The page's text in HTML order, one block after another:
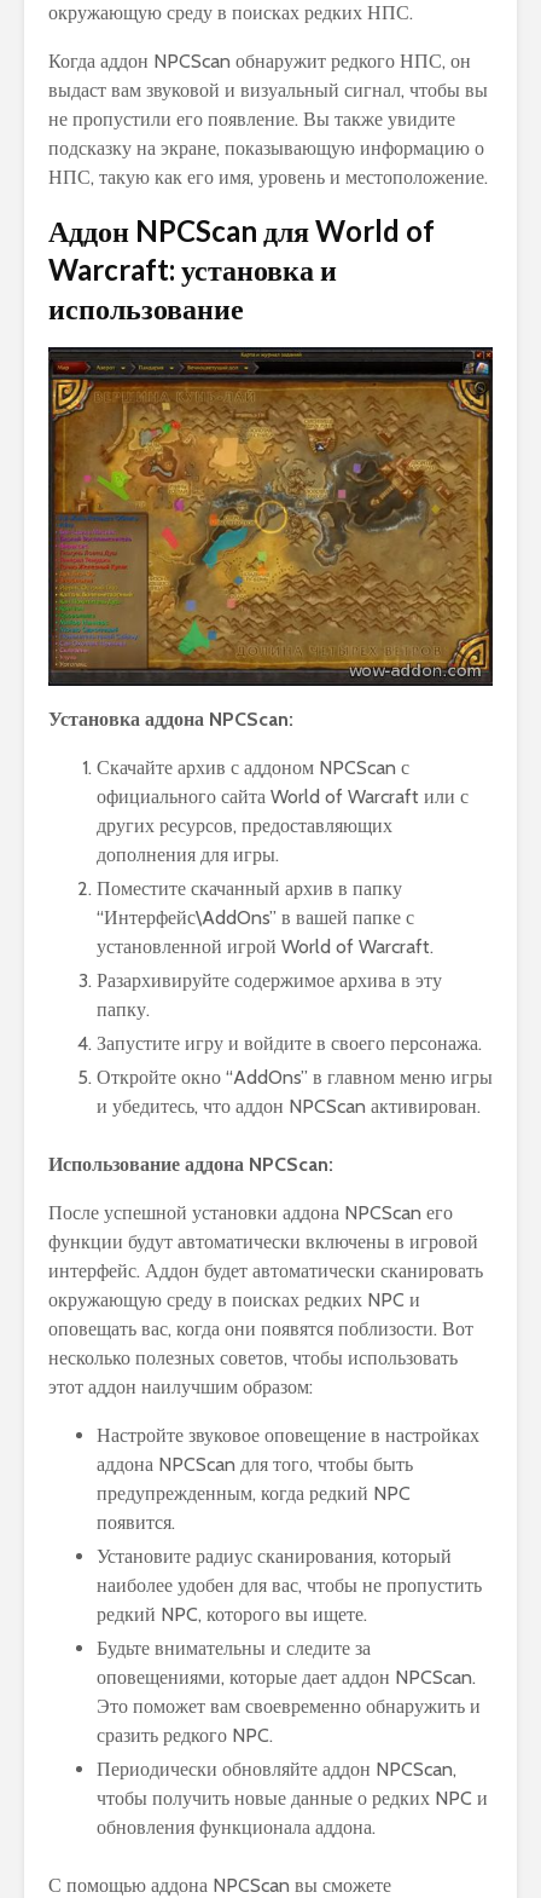
окружающую среду в поисках редких НПС.
Когда аддон NPCScan обнаружит редкого НПС, он
выдаст вам звуковой и визуальный сигнал, чтобы вы
не пропустили его появление. Вы также увидите
подсказку на экране, показывающую информацию о
НПС, такую как его имя, уровень и местоположение.
Аддон NPCScan для World of
Warcraft: установка и
использование
Установка аддона NPCScan:
Скачайте архив с аддоном NPCScan с
официального сайта World of Warcraft или с
других ресурсов, предоставляющих
дополнения для игры.
Поместите скачанный архив в папку
“Интерфейс\AddOns” в вашей папке с
установленной игрой World of Warcraft.
Разархивируйте содержимое архива в эту
папку.
Запустите игру и войдите в своего персонажа.
Откройте окно “AddOns” в главном меню игры
и убедитесь, что аддон NPCScan активирован.
Использование аддона NPCScan:
После успешной установки аддона NPCScan его
функции будут автоматически включены в игровой
интерфейс. Аддон будет автоматически сканировать
окружающую среду в поисках редких NPC и
оповещать вас, когда они появятся поблизости. Вот
несколько полезных советов, чтобы использовать
этот аддон наилучшим образом:
Настройте звуковое оповещение в настройках
аддона NPCScan для того, чтобы быть
предупрежденным, когда редкий NPC
появится.
Установите радиус сканирования, который
наиболее удобен для вас, чтобы не пропустить
редкий NPC, которого вы ищете.
Будьте внимательны и следите за
оповещениями, которые дает аддон NPCScan.
Это поможет вам своевременно обнаружить и
сразить редкого NPC.
Периодически обновляйте аддон NPCScan,
чтобы получить новые данные о редких NPC и
обновления функционала аддона.
С помощью аддона NPCScan вы сможете